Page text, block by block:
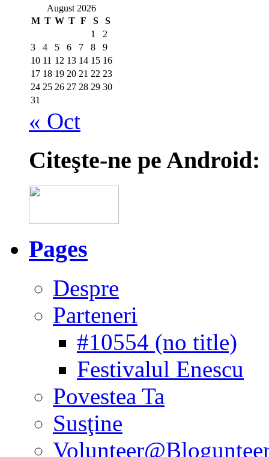
August 2026
M T W T F S
S
1
2
3
4 5 6 7 8
9
10 11 12 13 14 15 16
17 18 19 20 21 22 23
24 25 26 27 28 29 30
31
« Oct
Citeşte-ne pe Android:
Pages
Despre
Parteneri
#10554 (no title)
Festivalul Enescu
Povestea Ta
Susţine